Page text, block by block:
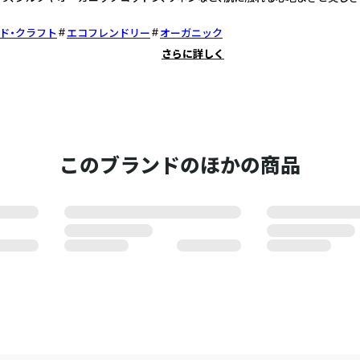
・クラフト
エコフレンドリー
オーガニック
さらに詳しく
このブランドのほかの商品